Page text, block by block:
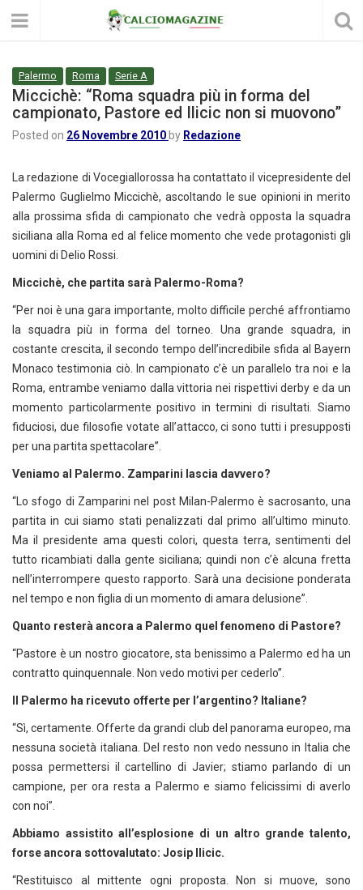
Palermo Roma Serie A
Miccichè: “Roma squadra più in forma del
campionato, Pastore ed Ilicic non si muovono”
Posted on 26 Novembre 2010 by Redazione
La redazione di Vocegiallorossa ha contattato il vicepresidente del
Palermo Guglielmo Miccichè, ascoltando le sue opinioni in merito
alla prossima sfida di campionato che vedrà opposta la squadra
siciliana alla Roma ed al felice momento che vede protagonisti gli
uomini di Delio Rossi.
Miccichè, che partita sarà Palermo-Roma?
“Per noi è una gara importante, molto difficile perché affrontiamo
la squadra più in forma del torneo. Una grande squadra, in
costante crescita, il secondo tempo dell’incredibile sfida al Bayern
Monaco testimonia ciò. In campionato c’è un parallelo tra noi e la
Roma, entrambe veniamo dalla vittoria nei rispettivi derby e da un
momento particolarmente positivo in termini di risultati. Siamo
fiduciosi, due filosofie votate all’attacco, ci sono tutti i presupposti
per una partita spettacolare”.
Veniamo al Palermo. Zamparini lascia davvero?
“Lo sfogo di Zamparini nel post Milan-Palermo è sacrosanto, una
partita in cui siamo stati penalizzati dal primo all’ultimo minuto.
Ma il presidente ama questi colori, questa terra, sentimenti del
tutto ricambiati dalla gente siciliana; quindi non c’è alcuna fretta
nell’interrompere questo rapporto. Sarà una decisione ponderata
nel tempo e non figlia di un momento di amara delusione”.
Quanto resterà ancora a Palermo quel fenomeno di Pastore?
“Pastore è un nostro giocatore, sta benissimo a Palermo ed ha un
contratto quinquennale. Non vedo motivi per cederlo”.
Il Palermo ha ricevuto offerte per l’argentino? Italiane?
“Sì, certamente. Offerte da grandi club del panorama europeo, ma
nessuna società italiana. Del resto non vedo nessuno in Italia che
possa permettersi il cartellino di Javier; stiamo parlando di un
campione, per ora resta a Palermo e siamo felicissimi di averlo
con noi”.
Abbiamo assistito all’esplosione di un altro grande talento,
forse ancora sottovalutato: Josip Ilicic.
“Restituisco al mittente ogni proposta. Non si muove, sono